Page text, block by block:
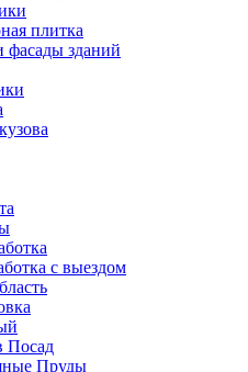
плитка
фасады зданий
с выездом
Посад
Пруды